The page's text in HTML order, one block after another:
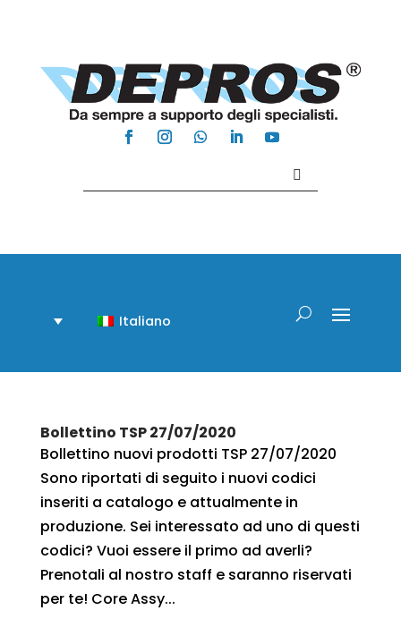
Italiano
Bollettino TSP 27/07/2020
Bollettino nuovi prodotti TSP 27/07/2020
Sono riportati di seguito i nuovi codici
inseriti a catalogo e attualmente in
produzione. Sei interessato ad uno di questi
codici? Vuoi essere il primo ad averli?
Prenotali al nostro staff e saranno riservati
per te! Core Assy...